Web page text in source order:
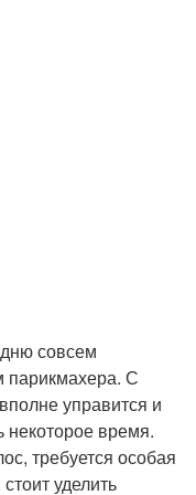
совсем
парикмахера. С
управится и
некоторое время.
требуется особая
уделить